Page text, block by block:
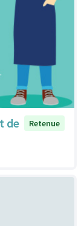
de
Retenue